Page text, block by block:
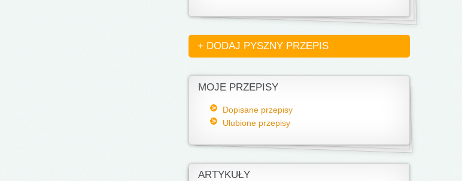
+ DODAJ PYSZNY PRZEPIS
MOJE PRZEPISY
Dopisane przepisy
Ulubione przepisy
ARTYKUŁY